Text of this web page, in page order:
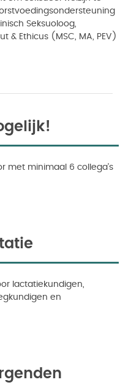
Seksuoloog,
& Ethicus (MSC, MA, PEV)
met minimaal 6 collega's
lactatiekundigen,
en